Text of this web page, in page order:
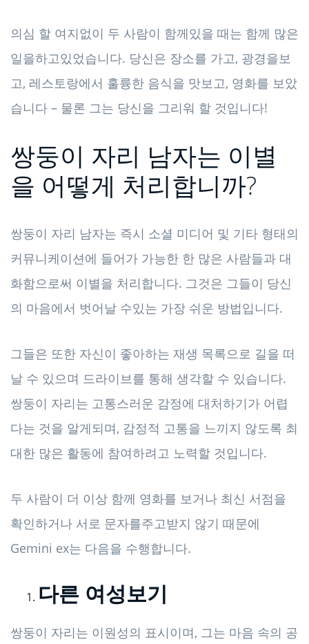
의심 할 여지없이 두 사람이 함께있을 때는 함께 많은
일을하고있었습니다. 당신은 장소를 가고, 광경을보
고, 레스토랑에서 훌륭한 음식을 맛보고, 영화를 보았
습니다 – 물론 그는 당신을 그리워 할 것입니다!
쌍둥이 자리 남자는 이별
을 어떻게 처리합니까?
쌍둥이 자리 남자는 즉시 소셜 미디어 및 기타 형태의
커뮤니케이션에 들어가 가능한 한 많은 사람들과 대
화함으로써 이별을 처리합니다. 그것은 그들이 당신
의 마음에서 벗어날 수있는 가장 쉬운 방법입니다.
그들은 또한 자신이 좋아하는 재생 목록으로 길을 떠
날 수 있으며 드라이브를 통해 생각할 수 있습니다.
쌍둥이 자리는 고통스러운 감정에 대처하기가 어렵
다는 것을 알게되며, 감정적 고통을 느끼지 않도록 최
대한 많은 활동에 참여하려고 노력할 것입니다.
두 사람이 더 이상 함께 영화를 보거나 최신 서점을
확인하거나 서로 문자를주고받지 않기 때문에
Gemini ex는 다음을 수행합니다.
다른 여성보기
쌍둥이 자리는 이원성의 표시이며, 그는 마음 속의 공